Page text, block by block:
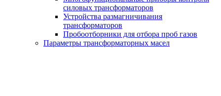
силовых трансформаторов
Устройства размагничивания
трансформаторов
Пробоотборники для отбора проб газов
Параметры трансформаторных масел